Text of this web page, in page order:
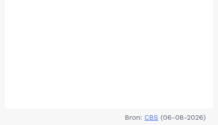
Bron: CBS (06-08-2026)